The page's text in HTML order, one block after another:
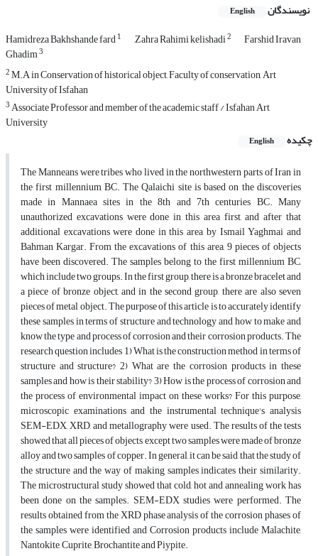
نویسندگان English
Hamidreza Bakhshande fard1 ,Zahra Rahimi kelishadi2 Farshid Iravan
Ghadim3
2M.A in Conservation of historical object, Faculty of conservation, Art
University of Isfahan
3Associate Professor and member of the academic staff / Isfahan Art
University
چکیده
English
The Manneans were tribes who lived in the northwestern parts of Iran in
the first millennium BC. The Qalaichi site is based on the discoveries
made in Mannaea sites in the 8th and 7th centuries BC. Many
unauthorized excavations were done in this area first, and after that
additional excavations were done in this area by Ismail Yaghmai and
Bahman Kargar. From the excavations of this area, 9 pieces of objects
have been discovered. The samples belong to the first millennium BC,
which include two groups. In the first group, there is a bronze bracelet and
a piece of bronze object, and in the second group, there are also seven
pieces of metal object. The purpose of this article is to accurately identify
these samples in terms of structure and technology and how to make and
know the type and process of corrosion and their corrosion products. The
research question includes 1) What is the construction method in terms of
structure and structure? 2) What are the corrosion products in these
samples and how is their stability? 3) How is the process of corrosion and
the process of environmental impact on these works? For this purpose,
microscopic examinations and the instrumental technique's analysis
SEM-EDX, XRD, and metallography were used. The results of the tests
showed that all pieces of objects except two samples were made of bronze
alloy and two samples of copper. In general, it can be said that the study of
the structure and the way of making samples indicates their similarity.
The microstructural study showed that cold, hot and annealing work has
been done on the samples. SEM-EDX studies were performed. The
results obtained from the XRD phase analysis of the corrosion phases of
the samples were identified and Corrosion products include Malachite,
Nantokite, Cuprite, Brochantite and Piypite.